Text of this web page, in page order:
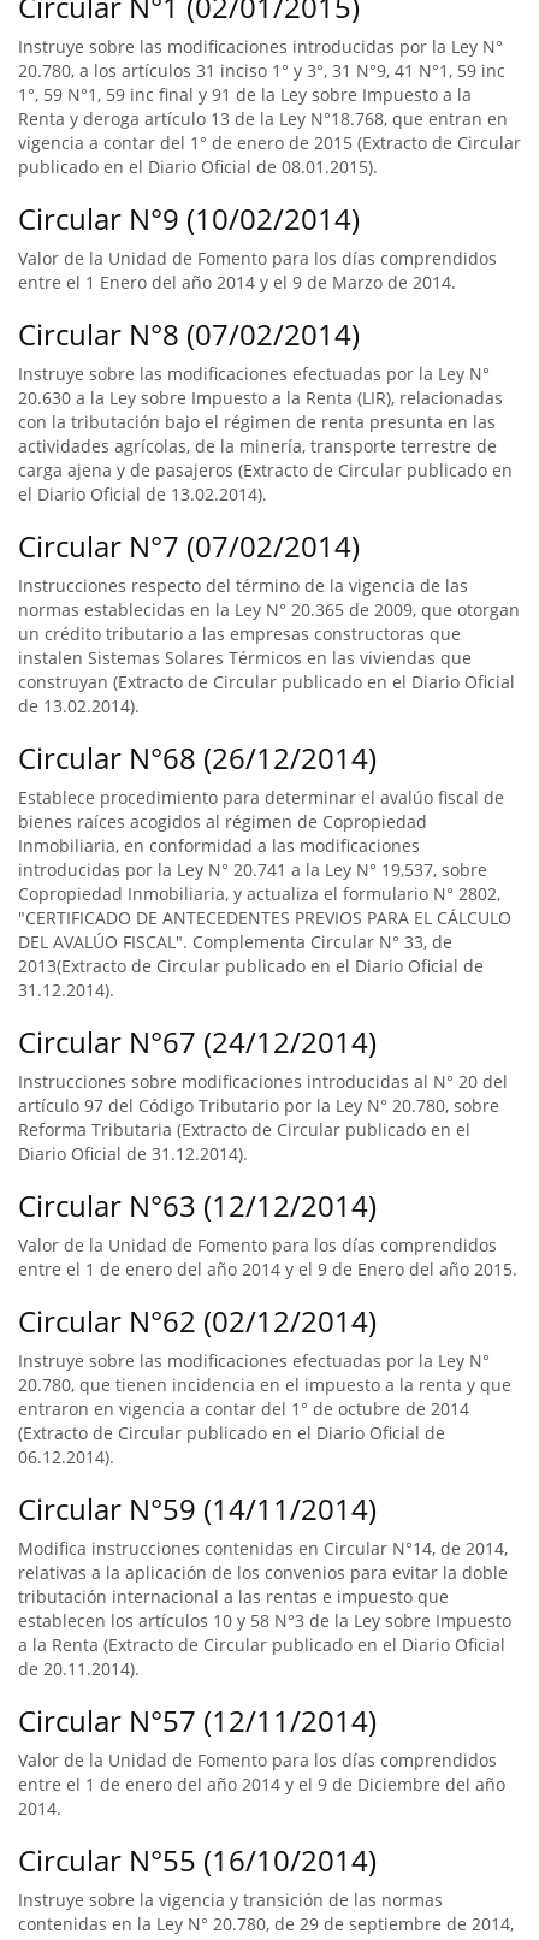
Instruye sobre las modificaciones introducidas por la Ley N°
20.780, a los artículos 31 inciso 1° y 3°, 31 N°9, 41 N°1, 59 inc
1°, 59 N°1, 59 inc final y 91 de la Ley sobre Impuesto a la
Renta y deroga artículo 13 de la Ley N°18.768, que entran en
vigencia a contar del 1° de enero de 2015 (Extracto de Circular
publicado en el Diario Oficial de 08.01.2015).
Circular N°9 (10/02/2014)
Valor de la Unidad de Fomento para los días comprendidos
entre el 1 Enero del año 2014 y el 9 de Marzo de 2014.
Circular N°8 (07/02/2014)
Instruye sobre las modificaciones efectuadas por la Ley N°
20.630 a la Ley sobre Impuesto a la Renta (LIR), relacionadas
con la tributación bajo el régimen de renta presunta en las
actividades agrícolas, de la minería, transporte terrestre de
carga ajena y de pasajeros (Extracto de Circular publicado en
el Diario Oficial de 13.02.2014).
Circular N°7 (07/02/2014)
Instrucciones respecto del término de la vigencia de las
normas establecidas en la Ley N° 20.365 de 2009, que otorgan
un crédito tributario a las empresas constructoras que
instalen Sistemas Solares Térmicos en las viviendas que
construyan (Extracto de Circular publicado en el Diario Oficial
de 13.02.2014).
Circular N°68 (26/12/2014)
Establece procedimiento para determinar el avalúo fiscal de
bienes raíces acogidos al régimen de Copropiedad
Inmobiliaria, en conformidad a las modificaciones
introducidas por la Ley N° 20.741 a la Ley N° 19,537, sobre
Copropiedad Inmobiliaria, y actualiza el formulario N° 2802,
"CERTIFICADO DE ANTECEDENTES PREVIOS PARA EL CÁLCULO
DEL AVALÚO FISCAL". Complementa Circular N° 33, de
2013(Extracto de Circular publicado en el Diario Oficial de
31.12.2014).
Circular N°67 (24/12/2014)
Instrucciones sobre modificaciones introducidas al N° 20 del
artículo 97 del Código Tributario por la Ley N° 20.780, sobre
Reforma Tributaria (Extracto de Circular publicado en el
Diario Oficial de 31.12.2014).
Circular N°63 (12/12/2014)
Valor de la Unidad de Fomento para los días comprendidos
entre el 1 de enero del año 2014 y el 9 de Enero del año 2015.
Circular N°62 (02/12/2014)
Instruye sobre las modificaciones efectuadas por la Ley N°
20.780, que tienen incidencia en el impuesto a la renta y que
entraron en vigencia a contar del 1° de octubre de 2014
(Extracto de Circular publicado en el Diario Oficial de
06.12.2014).
Circular N°59 (14/11/2014)
Modifica instrucciones contenidas en Circular N°14, de 2014,
relativas a la aplicación de los convenios para evitar la doble
tributación internacional a las rentas e impuesto que
establecen los artículos 10 y 58 N°3 de la Ley sobre Impuesto
a la Renta (Extracto de Circular publicado en el Diario Oficial
de 20.11.2014).
Circular N°57 (12/11/2014)
Valor de la Unidad de Fomento para los días comprendidos
entre el 1 de enero del año 2014 y el 9 de Diciembre del año
2014.
Circular N°55 (16/10/2014)
Instruye sobre la vigencia y transición de las normas
contenidas en la Ley N° 20.780, de 29 de septiembre de 2014,